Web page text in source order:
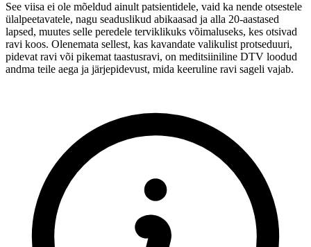
See viisa ei ole mõeldud ainult patsientidele, vaid ka nende otsestele
ülalpeetavatele, nagu seaduslikud abikaasad ja alla 20-aastased
lapsed, muutes selle peredele terviklikuks võimaluseks, kes otsivad
ravi koos. Olenemata sellest, kas kavandate valikulist protseduuri,
pidevat ravi või pikemat taastusravi, on meditsiiniline DTV loodud
andma teile aega ja järjepidevust, mida keeruline ravi sageli vajab.